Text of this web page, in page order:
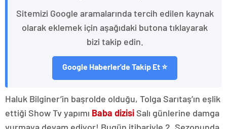
Sitemizi Google aramalarında tercih edilen kaynak
olarak eklemek için aşağıdaki butona tıklayarak
bizi takip edin.
Google Haberler'de Takip Et ⭐
Haluk Bilginer’in başrolde olduğu, Tolga Sarıtaş’ın eşlik
ettiği Show Tv yapımı Baba dizisi Salı günlerine damga